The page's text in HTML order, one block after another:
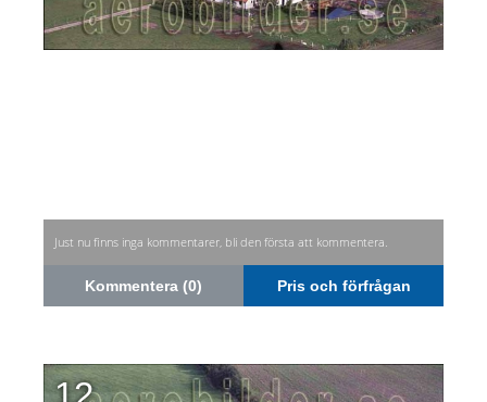
Just nu finns inga kommentarer, bli den första att kommentera.
Kommentera (0) Pris och förfrågan